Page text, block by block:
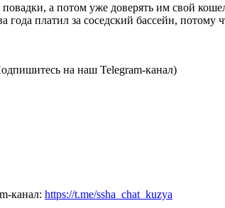
а потом уже доверять им свой
платил за соседский бассейн, потому
на наш Telegram-канал)
канал: https://t.me/ssha_chat_kuzya